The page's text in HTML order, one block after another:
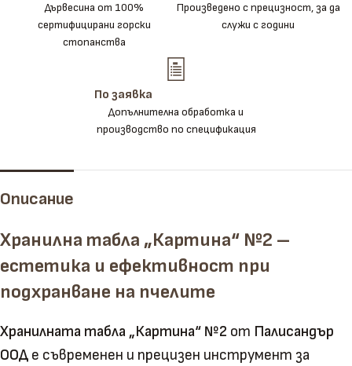
Дървесина от 100%
сертифицирани горски
стопанства
Произведено с прецизност, за да
служи с години
По заявка
Допълнителна обработка и
производство по спецификация
Описание
Хранилна табла „Картина“ №2 –
естетика и ефективност при
подхранване на пчелите
Хранилната табла „Картина“ №2 от Палисандър
ООД е съвременен и прецизен инструмент за